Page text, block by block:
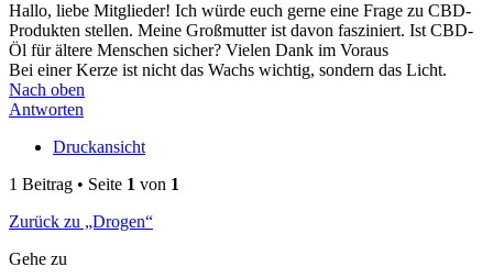
Hallo, liebe Mitglieder! Ich würde euch gerne eine Frage zu CBD-
Produkten stellen. Meine Großmutter ist davon fasziniert. Ist CBD-
Öl für ältere Menschen sicher? Vielen Dank im Voraus
Bei einer Kerze ist nicht das Wachs wichtig, sondern das Licht.
Nach oben
Antworten
Druckansicht
1 Beitrag • Seite 1 von 1
Zurück zu „Drogen“
Gehe zu